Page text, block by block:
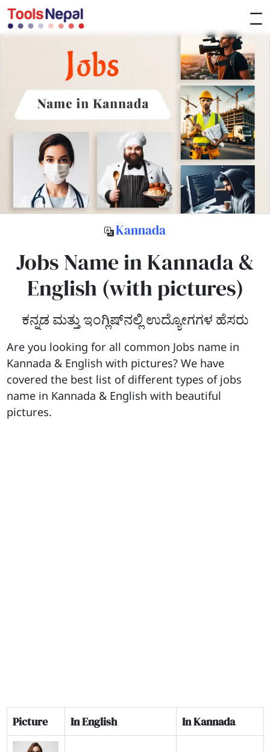
Kannada
Jobs Name in Kannada &
English (with pictures)
ಕನ್ನಡ ಮತ್ತು ಇಂಗ್ಲಿಷ್‌ನಲ್ಲಿ ಉದ್ಯೋಗಗಳ ಹೆಸರು
Are you looking for all common Jobs name in
Kannada & English with pictures? We have
covered the best list of different types of jobs
name in Kannada & English with beautiful
pictures.
Picture In English In Kannada